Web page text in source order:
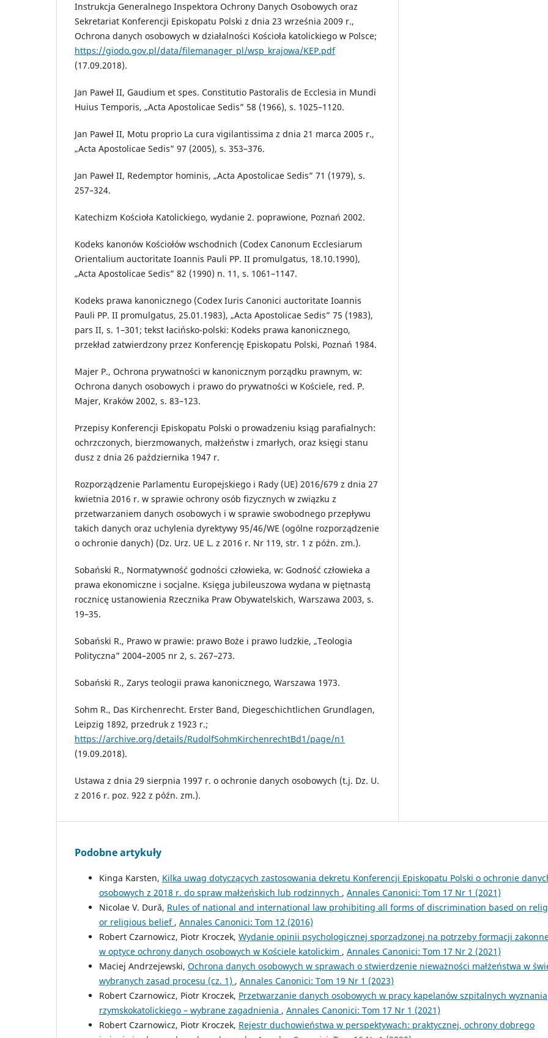
Instrukcja Generalnego Inspektora Ochrony Danych Osobowych oraz
Sekretariat Konferencji Episkopatu Polski z dnia 23 września 2009 r.,
Ochrona danych osobowych w działalności Kościoła katolickiego w Polsce;
https://giodo.gov.pl/data/filemanager_pl/wsp_krajowa/KEP.pdf
(17.09.2018).
Jan Paweł II, Gaudium et spes. Constitutio Pastoralis de Ecclesia in Mundi
Huius Temporis, „Acta Apostolicae Sedis” 58 (1966), s. 1025–1120.
Jan Paweł II, Motu proprio La cura vigilantissima z dnia 21 marca 2005 r.,
„Acta Apostolicae Sedis” 97 (2005), s. 353–376.
Jan Paweł II, Redemptor hominis, „Acta Apostolicae Sedis” 71 (1979), s.
257–324.
Katechizm Kościoła Katolickiego, wydanie 2. poprawione, Poznań 2002.
Kodeks kanonów Kościołów wschodnich (Codex Canonum Ecclesiarum
Orientalium auctoritate Ioannis Pauli PP. II promulgatus, 18.10.1990),
„Acta Apostolicae Sedis” 82 (1990) n. 11, s. 1061–1147.
Kodeks prawa kanonicznego (Codex Iuris Canonici auctoritate Ioannis
Pauli PP. II promulgatus, 25.01.1983), „Acta Apostolicae Sedis” 75 (1983),
pars II, s. 1–301; tekst łacińsko-polski: Kodeks prawa kanonicznego,
przekład zatwierdzony przez Konferencję Episkopatu Polski, Poznań 1984.
Majer P., Ochrona prywatności w kanonicznym porządku prawnym, w:
Ochrona danych osobowych i prawo do prywatności w Kościele, red. P.
Majer, Kraków 2002, s. 83–123.
Przepisy Konferencji Episkopatu Polski o prowadzeniu ksiąg parafialnych:
ochrzczonych, bierzmowanych, małżeństw i zmarłych, oraz księgi stanu
dusz z dnia 26 października 1947 r.
Rozporządzenie Parlamentu Europejskiego i Rady (UE) 2016/679 z dnia 27
kwietnia 2016 r. w sprawie ochrony osób fizycznych w związku z
przetwarzaniem danych osobowych i w sprawie swobodnego przepływu
takich danych oraz uchylenia dyrektywy 95/46/WE (ogólne rozporządzenie
o ochronie danych) (Dz. Urz. UE L. z 2016 r. Nr 119, str. 1 z późn. zm.).
Sobański R., Normatywność godności człowieka, w: Godność człowieka a
prawa ekonomiczne i socjalne. Księga jubileuszowa wydana w piętnastą
rocznicę ustanowienia Rzecznika Praw Obywatelskich, Warszawa 2003, s.
19–35.
Sobański R., Prawo w prawie: prawo Boże i prawo ludzkie, „Teologia
Polityczna” 2004–2005 nr 2, s. 267–273.
Sobański R., Zarys teologii prawa kanonicznego, Warszawa 1973.
Sohm R., Das Kirchenrecht. Erster Band, Diegeschichtlichen Grundlagen,
Leipzig 1892, przedruk z 1923 r.;
https://archive.org/details/RudolfSohmKirchenrechtBd1/page/n1
(19.09.2018).
Ustawa z dnia 29 sierpnia 1997 r. o ochronie danych osobowych (t.j. Dz. U.
z 2016 r. poz. 922 z późn. zm.).
Podobne artykuły
Kinga Karsten, Kilka uwag dotyczących zastosowania dekretu Konferencji Episkopatu Polski o ochronie
osobowych z 2018 r. do spraw małżeńskich lub rodzinnych , Annales Canonici: Tom 17 Nr 1 (2021)
Nicolae V. Dură, Rules of national and international law prohibiting all forms of discrimination based on
or religious belief , Annales Canonici: Tom 12 (2016)
Robert Czarnowicz, Piotr Kroczek, Wydanie opinii psychologicznej sporządzonej na potrzeby formacji
w optyce ochrony danych osobowych w Kościele katolickim , Annales Canonici: Tom 17 Nr 2 (2021)
Maciej Andrzejewski, Ochrona danych osobowych w sprawach o stwierdzenie nieważności małżeństwa w
wybranych zasad procesu (cz. 1) , Annales Canonici: Tom 19 Nr 1 (2023)
Robert Czarnowicz, Piotr Kroczek, Przetwarzanie danych osobowych w pracy kapelanów szpitalnych wyznania
rzymskokatolickiego – wybrane zagadnienia , Annales Canonici: Tom 17 Nr 1 (2021)
Robert Czarnowicz, Piotr Kroczek, Rejestr duchowieństwa w perspektywach: praktycznej, ochrony dobrego